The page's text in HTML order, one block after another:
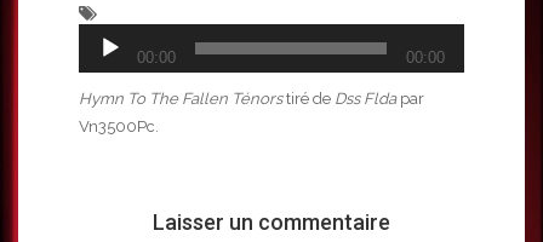
Lecteur
00:00 00:00
Hymn To The Fallen Ténorstiré de Dss Fldapar
Vn3500Pc.
Laisser un commentaire